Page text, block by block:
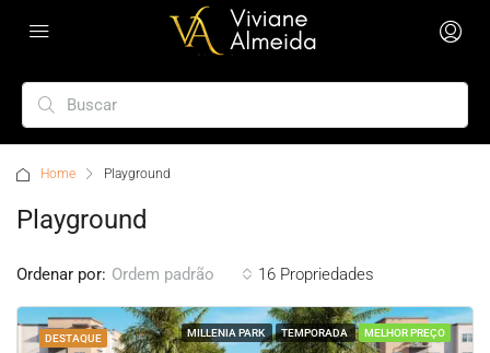
Home Playground
Playground
16 Propriedades
Ordenar por: Ordem padrão
DESTAQUE MILLENIA PARK TEMPORADA MELHOR PREÇO